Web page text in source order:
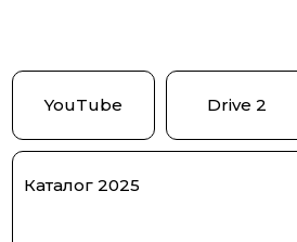
YouTube Drive 2
Каталог 2025